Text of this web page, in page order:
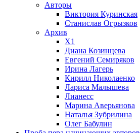
Авторы
Виктория Куринская
Станислав Огрызков
Архив
X1
Диана Козинцева
Евгений Семиряков
Ирина Лагерь
Кирилл Николаенко
Лариса Малышева
Лианесс
Марина Аверьянова
Наталья Зубрилина
Олег Бабулин